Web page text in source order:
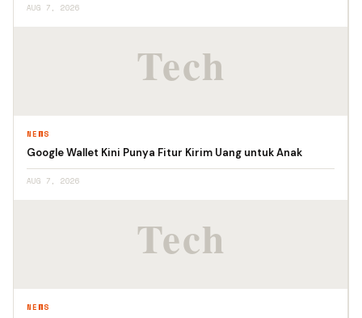
AUG 7, 2026
NEWS
Google Wallet Kini Punya Fitur Kirim Uang untuk Anak
AUG 7, 2026
NEWS